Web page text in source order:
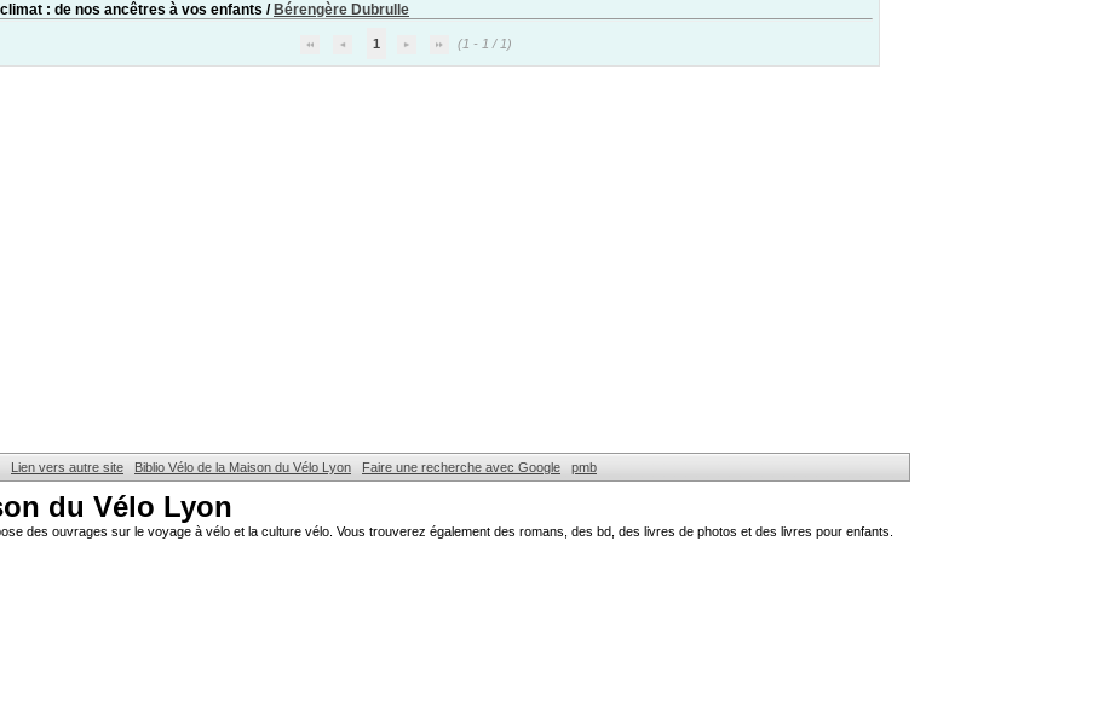
climat : de nos ancêtres à vos enfants / Bérengère Dubrulle
1 (1 - 1 / 1)
Lien vers autre site Biblio Vélo de la Maison du Vélo Lyon Faire une recherche avec Google pmb
du Vélo Lyon
des ouvrages sur le voyage à vélo et la culture vélo. Vous trouverez également des romans, des bd, des livres de photos et des livres pour enfants.